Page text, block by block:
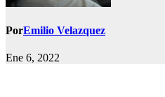
PorEmilio Velazquez
Ene 6, 2022